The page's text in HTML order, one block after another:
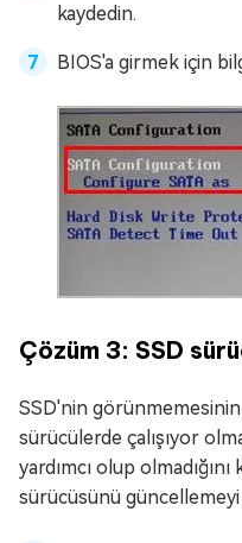
kaydedin.
BIOS'a girmek için
Çözüm 3: SSD
SSD'nin
sürücülerde çalışıyor
yardımcı olup
sürücüsünü